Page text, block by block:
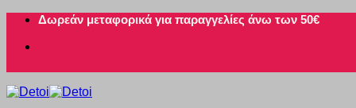
Μετάβαση
περιεχόμενο
Δωρεάν μεταφορικά για παραγγελίες άνω των 50€